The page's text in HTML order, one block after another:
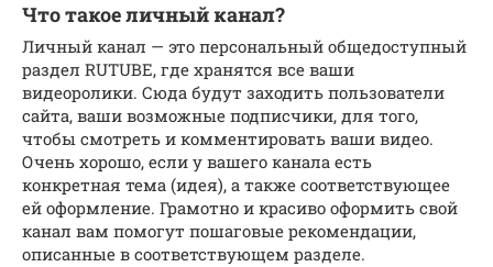
Что такое личный канал?
Личный канал — это персональный общедоступный
раздел RUTUBE, где хранятся все ваши
видеоролики. Сюда будут заходить пользователи
сайта, ваши возможные подписчики, для того,
чтобы смотреть и комментировать ваши видео.
Очень хорошо, если у вашего канала есть
конкретная тема (идея), а также соответствующее
ей оформление. Грамотно и красиво оформить свой
канал вам помогут пошаговые рекомендации,
описанные в соответствующем разделе.